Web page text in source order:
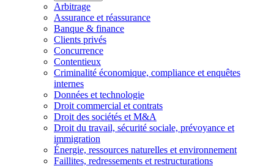
Arbitrage
Assurance et réassurance
Banque & finance
Clients privés
Concurrence
Contentieux
Criminalité économique, compliance et enquêtes
internes
Données et technologie
Droit commercial et contrats
Droit des sociétés et M&A
Droit du travail, sécurité sociale, prévoyance et
immigration
Énergie, ressources naturelles et environnement
Faillites, redressements et restructurations